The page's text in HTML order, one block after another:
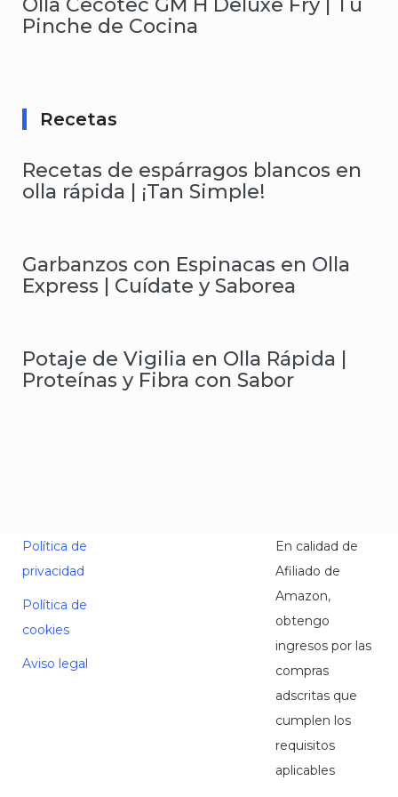
Pinche de Cocina
Recetas
Recetas de espárragos blancos en
olla rápida | ¡Tan Simple!
Garbanzos con Espinacas en Olla
Express | Cuídate y Saborea
Potaje de Vigilia en Olla Rápida |
Proteínas y Fibra con Sabor
Política de
privacidad
Política de
cookies
Aviso legal
En calidad de
Afiliado de
Amazon,
obtengo
ingresos por las
compras
adscritas que
cumplen los
requisitos
aplicables